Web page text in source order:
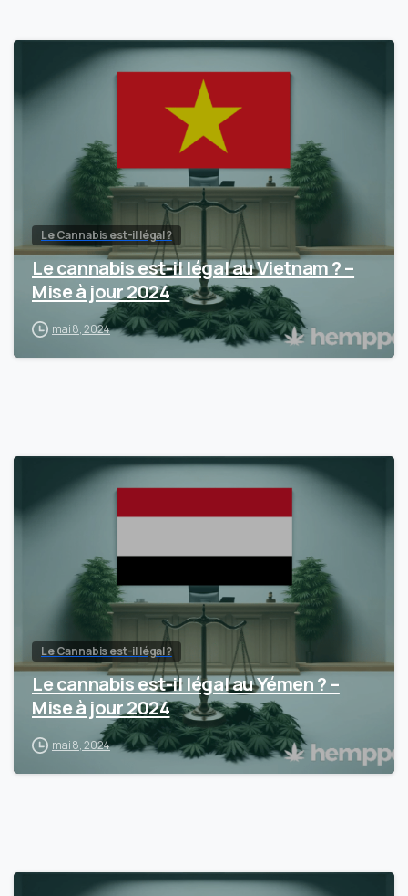
Le Cannabis est-il légal ?
Le cannabis est-il légal au Vietnam ? –
Mise à jour 2024
mai 8, 2024
Le Cannabis est-il légal ?
Le cannabis est-il légal au Yémen ? –
Mise à jour 2024
mai 8, 2024